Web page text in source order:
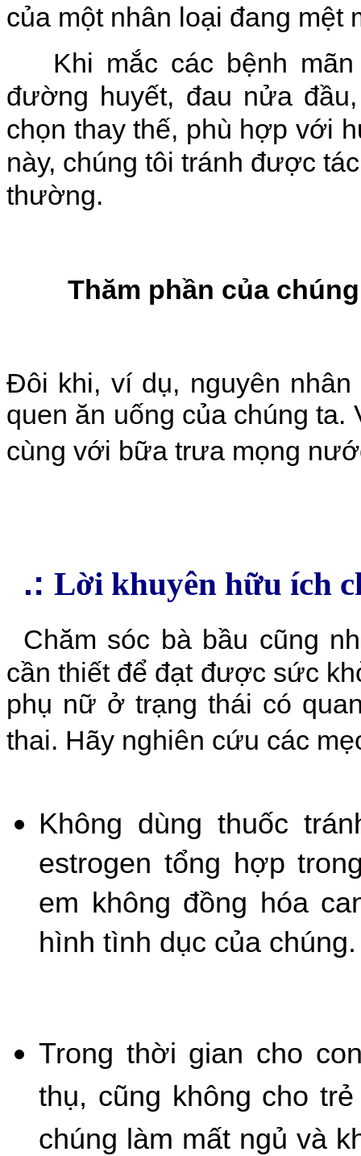
của một nhân loại đang mệt
Khi mắc các bệnh mãn
đường huyết, đau nửa
chọn thay thế, phù hợp với
này, chúng tôi tránh được
thường.
Thăm phần của
Đôi khi, ví dụ, nguyên
quen ăn uống của chúng
cùng với bữa trưa mọng
.: Lời khuyên hữu ích
Chăm sóc bà bầu cũng
cần thiết để đạt được sức
phụ nữ ở trạng thái có
thai. Hãy nghiên cứu các
Không dùng thuốc
estrogen tổng hợp
em không đồng hóa
hình tình dục của chúng.
Trong thời gian cho
thụ, cũng không cho
chúng làm mất ngủ và